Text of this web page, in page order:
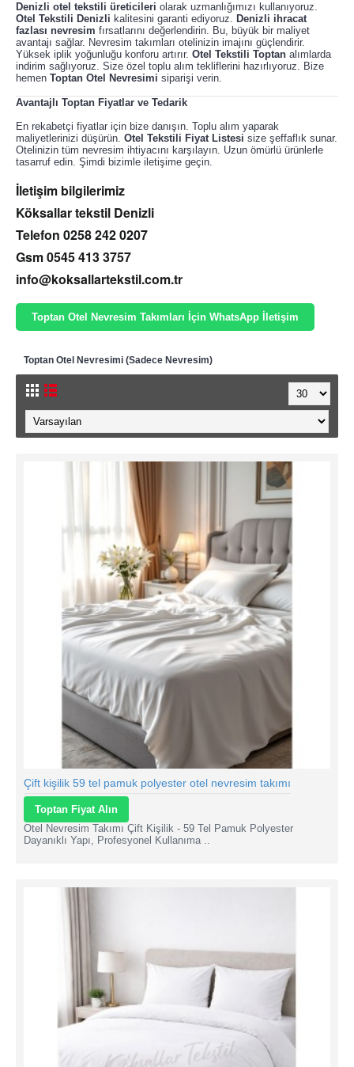
Denizli otel tekstili üreticileri olarak uzmanlığımızı kullanıyoruz.
Otel Tekstili Denizli kalitesini garanti ediyoruz. Denizli ihracat
fazlası nevresim fırsatlarını değerlendirin. Bu, büyük bir maliyet
avantajı sağlar. Nevresim takımları otelinizin imajını güçlendirir.
Yüksek iplik yoğunluğu konforu artırır. Otel Tekstili Toptan alımlarda
indirim sağlıyoruz. Size özel toplu alım tekliflerini hazırlıyoruz. Bize
hemen Toptan Otel Nevresimi siparişi verin.
Avantajlı Toptan Fiyatlar ve Tedarik
En rekabetçi fiyatlar için bize danışın. Toplu alım yaparak
maliyetlerinizi düşürün. Otel Tekstili Fiyat Listesi size şeffaflık sunar.
Otelinizin tüm nevresim ihtiyacını karşılayın. Uzun ömürlü ürünlerle
tasarruf edin. Şimdi bizimle iletişime geçin.
İletişim bilgilerimiz
Köksallar tekstil Denizli
Telefon 0258 242 0207
Gsm 0545 413 3757
info@koksallartekstil.com.tr
Toptan Otel Nevresim Takımları İçin WhatsApp İletişim
Toptan Otel Nevresimi (Sadece Nevresim)
Çift kişilik 59 tel pamuk polyester otel nevresim takımı
Toptan Fiyat Alın
Otel Nevresim Takımı Çift Kişilik - 59 Tel Pamuk Polyester
Dayanıklı Yapı, Profesyonel Kullanıma ..